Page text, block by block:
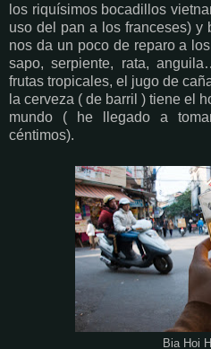
los riquísimos bocadillos
uso del pan a los franceses) y
nos da un poco de reparo a
sapo, serpiente, rata,
frutas tropicales, el jugo de
la cerveza ( de barril ) tiene el
mundo ( he llegado a
céntimos).
Bia Hoi